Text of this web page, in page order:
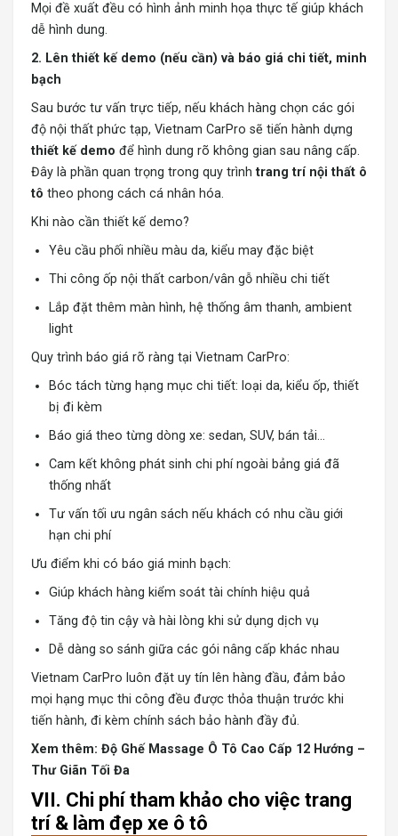
Mọi đề xuất đều có hình ảnh minh họa thực tế giúp khách
dễ hình dung.
2. Lên thiết kế demo (nếu cần) và báo giá chi tiết, minh
bạch
Sau bước tư vấn trực tiếp, nếu khách hàng chọn các gói
độ nội thất phức tạp, Vietnam CarPro sẽ tiến hành dựng
thiết kế demo để hình dung rõ không gian sau nâng cấp.
Đây là phần quan trọng trong quy trìnhtrang trí nội thất ô
tô theo phong cách cá nhân hóa.
Khi nào cần thiết kế demo?
Yêu cầu phối nhiều màu da, kiểu may đặc biệt
Thi công ốp nội thất carbon/vân gỗ nhiều chi tiết
Lắp đặt thêm màn hình, hệ thống âm thanh, ambient
light
Quy trình báo giá rõ ràng tại Vietnam CarPro:
Bóc tách từng hạng mục chi tiết: loại da, kiểu ốp, thiết
bị đi kèm
Báo giá theo từng dòng xe: sedan, SUV, bán tải…
Cam kết không phát sinh chi phí ngoài bảng giá đã
thống nhất
Tư vấn tối ưu ngân sách nếu khách có nhu cầu giới
hạn chi phí
Ưu điểm khi có báo giá minh bạch:
Giúp khách hàng kiểm soát tài chính hiệu quả
Tăng độ tin cậy và hài lòng khi sử dụng dịch vụ
Dễ dàng so sánh giữa các gói nâng cấp khác nhau
Vietnam CarPro luôn đặt uy tín lên hàng đầu, đảm bảo
mọi hạng mục thi công đều được thỏa thuận trước khi
tiến hành, đi kèm chính sách bảo hành đầy đủ.
Xem thêm: Độ Ghế Massage Ô Tô Cao Cấp 12 Hướng –
Thư Giãn Tối Đa
VII. Chi phí tham khảo cho việc trang
trí & làm đẹp xe ô tô